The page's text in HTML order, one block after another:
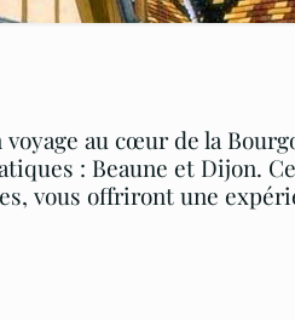
au cœur de la
: Beaune et Dijon.
vous offriront une